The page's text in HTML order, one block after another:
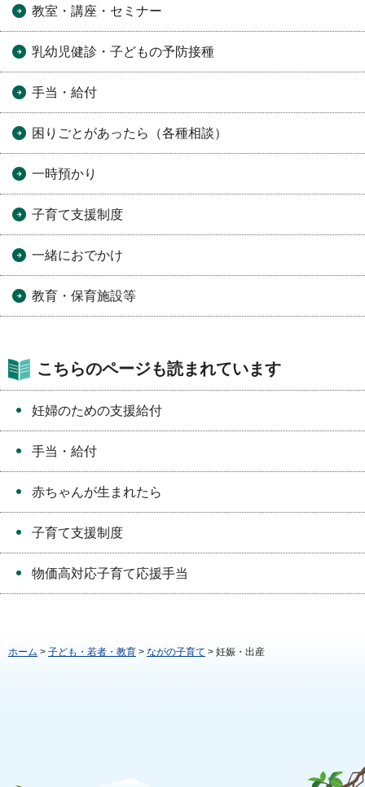
教室・講座・セミナー
乳幼児健診・子どもの予防接種
手当・給付
困りごとがあったら（各種相談）
一時預かり
子育て支援制度
一緒におでかけ
教育・保育施設等
こちらのページも読まれています
妊婦のための支援給付
手当・給付
赤ちゃんが生まれたら
子育て支援制度
物価高対応子育て応援手当
ホーム > 子ども・若者・教育 > ながの子育て > 妊娠・出産